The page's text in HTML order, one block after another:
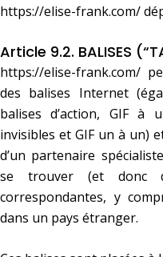
https://elise-frank.com/
Article 9.2. BALISES
https://elise-frank.com/
des balises Internet
balises d’action, GIF à
invisibles et GIF un à un)
d’un partenaire
se trouver (et donc
correspondantes, y
dans un pays étranger.